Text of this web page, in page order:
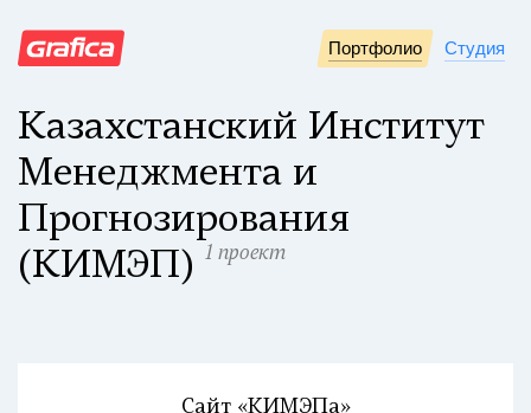
Портфолио Студия
Казахстанский Институт
Менеджмента и
Прогнозирования
(КИМЭП)
1 проект
Сайт «КИМЭПа»